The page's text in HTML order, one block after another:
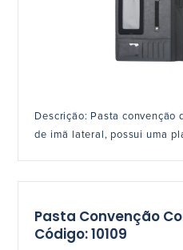
Descrição: Pasta convenção
de imã lateral, possui uma
Pasta Convenção
Código: 10109